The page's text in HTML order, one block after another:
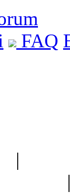
FAQ
|